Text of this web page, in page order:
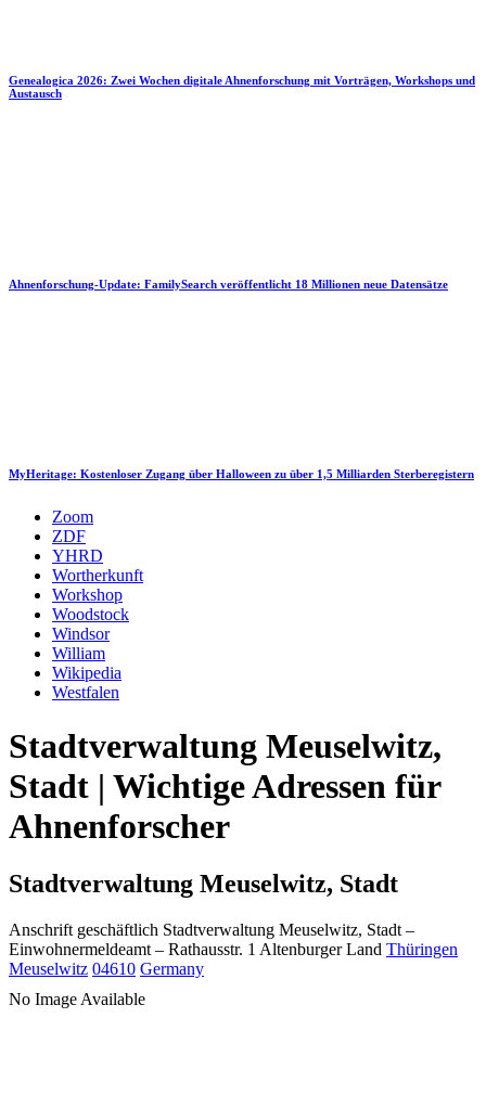
Genealogica 2026: Zwei Wochen digitale Ahnenforschung mit Vorträgen, Workshops und
Austausch
Ahnenforschung-Update: FamilySearch veröffentlicht 18 Millionen neue Datensätze
MyHeritage: Kostenloser Zugang über Halloween zu über 1,5 Milliarden Sterberegistern
Zoom
ZDF
YHRD
Wortherkunft
Workshop
Woodstock
Windsor
William
Wikipedia
Westfalen
Stadtverwaltung Meuselwitz,
Stadt | Wichtige Adressen für
Ahnenforscher
Stadtverwaltung Meuselwitz, Stadt
Anschrift geschäftlich Stadtverwaltung Meuselwitz, Stadt –
Einwohnermeldeamt – Rathausstr. 1 Altenburger Land Thüringen
Meuselwitz 04610 Germany
No Image Available